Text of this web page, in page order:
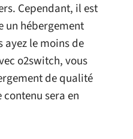
Cependant, il est
un hébergement
le moins de
o2switch, vous
de qualité
sera en